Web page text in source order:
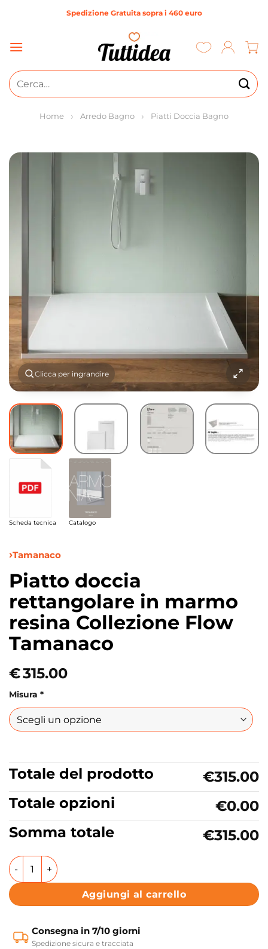
Spedizione Gratuita sopra i 460 euro
Cerca:
Home Arredo Bagno Piatti Doccia Bagno
Clicca per ingrandire
Scheda tecnica Catalogo
Tamanaco
Piatto doccia
rettangolare in marmo
resina Collezione Flow
Tamanaco
€315.00
Misura *
Totale del prodotto
€315.00
Totale opzioni
€0.00
Somma totale
€315.00
Piatto doccia rettangolare in marmo resina Collezione
Aggiungi al carrello
Consegna in 7/10 giorni
Spedizione sicura e tracciata